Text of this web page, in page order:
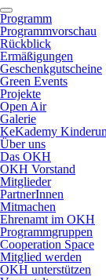
Programm
Programmvorschau
Rückblick
Ermäßigungen
Geschenkgutscheine
Green Events
Projekte
Open Air
Galerie
KeKademy
Über uns
Das OKH
OKH Vorstand
Mitglieder
PartnerInnen
Mitmachen
Ehrenamt im OKH
Programmgruppen
Cooperation Space
Mitglied werden
OKH unterstützen